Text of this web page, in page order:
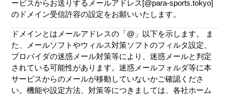
ービスからお送りするメールアドレス[@para-sports.tokyo]
のドメイン受信許容の設定をお願いいたします。
ドメインとはメールアドレスの「@」以下を示します。 ま
た、メールソフトやウィルス対策ソフトのフィルタ設定、
プロバイダの迷惑メール対策等により、迷惑メールと判定
されている可能性があります。迷惑メールフォルダ等に本
サービスからのメールが移動していないかご確認くださ
い。機能や設定方法、対策等につきましては、各社ホーム